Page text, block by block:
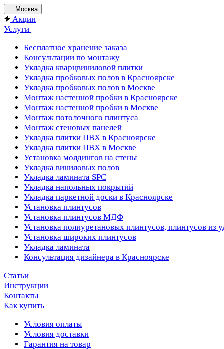
Москва
Акции
Услуги
Бесплатное хранение заказа
Консультации по монтажу
Укладка кварцвиниловой плитки
Укладка пробковых полов в Красноярске
Укладка пробковых полов в Москве
Монтаж настенной пробки в Красноярске
Монтаж настенной пробки в Москве
Монтаж потолочного плинтуса
Монтаж стеновых панелей
Укладка плитки ПВХ в Красноярске
Укладка плитки ПВХ в Москве
Установка молдингов на стены
Укладка виниловых полов
Укладка ламината SPC
Укладка напольных покрытий
Укладка паркетной доски в Красноярске
Установка плинтусов
Установка плинтусов МДФ
Установка полиуретановых плинтусов, плинтусов из
Установка широких плинтусов
Укладка ламината
Консультация дизайнера в Красноярске
Статьи
Инструкции
Контакты
Как купить
Условия оплаты
Условия доставки
Гарантия на товар